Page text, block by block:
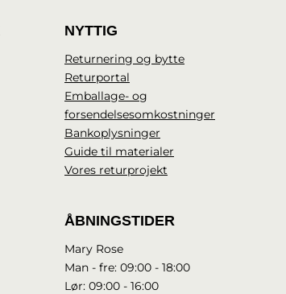
NYTTIG
Returnering og bytte
Returportal
Emballage- og
forsendelsesomkostninger
Bankoplysninger
Guide til materialer
Vores returprojekt
ÅBNINGSTIDER
Mary Rose
Man - fre: 09:00 - 18:00
Lør: 09:00 - 16:00